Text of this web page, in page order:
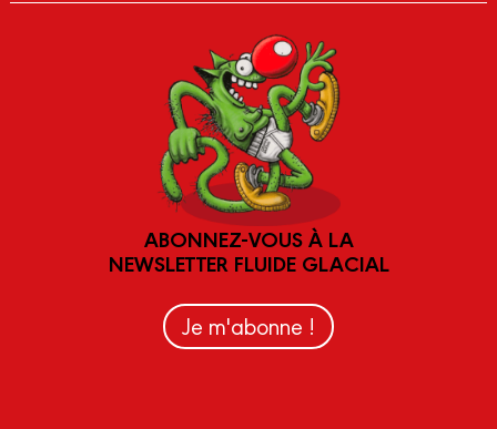
ABONNEZ-VOUS À LA
NEWSLETTER FLUIDE GLACIAL
Je m'abonne !